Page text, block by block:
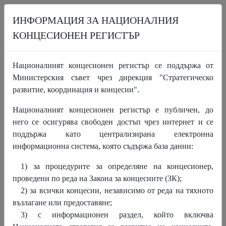
ИНФОРМАЦИОНЕН РАЗДЕЛ НОВИНИ ЗА НКР
КОНТАКТИ
Министерският съвет одобри приетия от
Координационния съвет по концесиите
актуализиран План за действие за
2020 година
ИНФОРМАЦИЯ ЗА НАЦИОНАЛНИЯ
КОНЦЕСИОНЕН РЕГИСТЪР
Националният концесионен регистър се поддържа от
Министерския съвет чрез дирекция "Стратегическо
развитие, координация и концесии".
Националният концесионен регистър е публичен, до
него се осигурява свободен достъп чрез интернет и се
поддържа като централизирана електронна
информационна система, която съдържа база данни:
1) за процедурите за определяне на концесионер,
проведени по реда на Закона за концесиите (ЗК);
2) за всички концесии, независимо от реда на тяхното
възлагане или предоставяне;
3) с информационен раздел, който включва